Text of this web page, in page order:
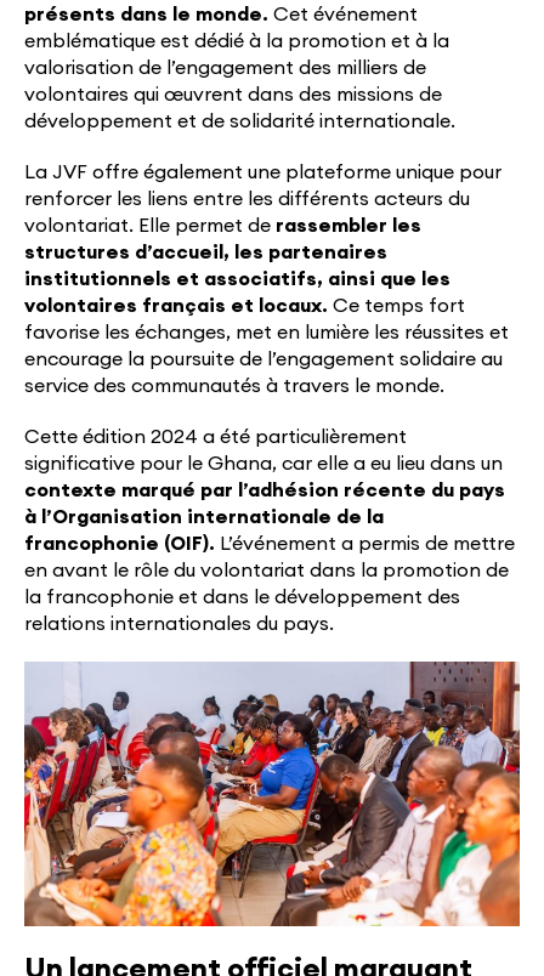
présents dans le monde. Cet événement
emblématique est dédié à la promotion et à la
valorisation de l’engagement des milliers de
volontaires qui œuvrent dans des missions de
développement et de solidarité internationale.
La JVF offre également une plateforme unique pour
renforcer les liens entre les différents acteurs du
volontariat. Elle permet de rassembler les
structures d’accueil, les partenaires
institutionnels et associatifs, ainsi que les
volontaires français et locaux. Ce temps fort
favorise les échanges, met en lumière les réussites et
encourage la poursuite de l’engagement solidaire au
service des communautés à travers le monde.
Cette édition 2024 a été particulièrement
significative pour le Ghana, car elle a eu lieu dans un
contexte marqué par l’adhésion récente du pays
à l’Organisation internationale de la
francophonie (OIF). L’événement a permis de mettre
en avant le rôle du volontariat dans la promotion de
la francophonie et dans le développement des
relations internationales du pays.